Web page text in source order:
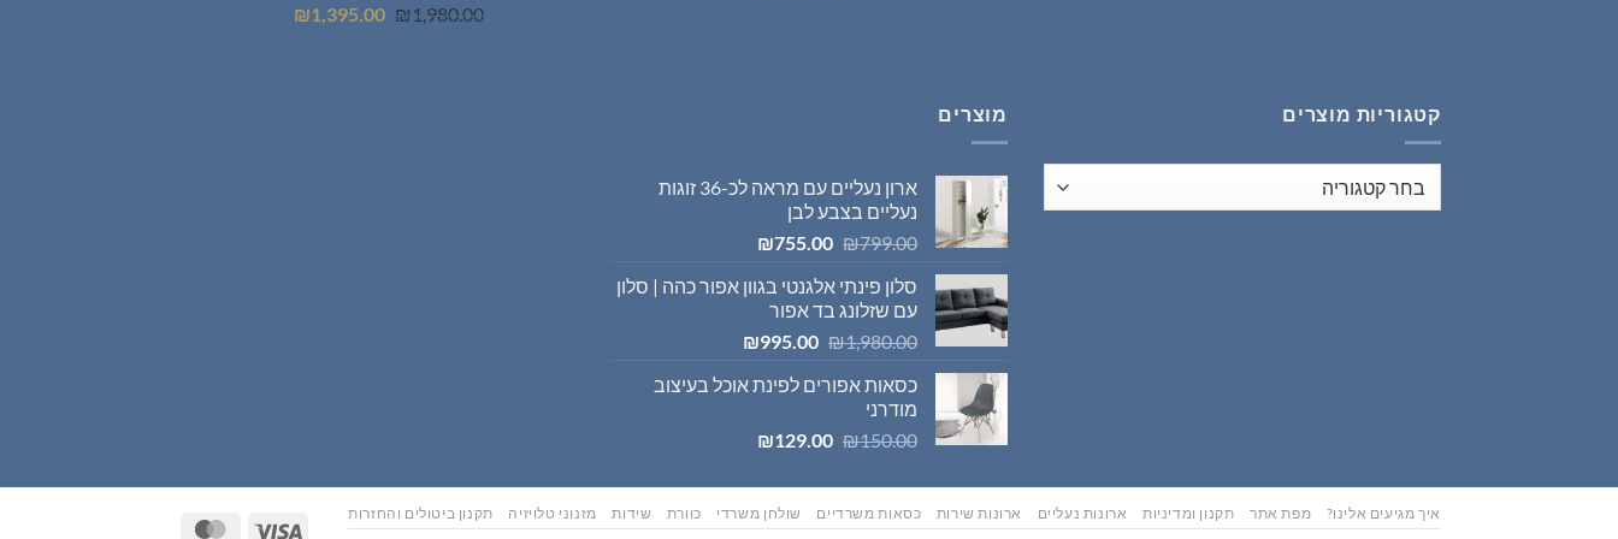
₪ 1,980.00
המחיר
₪1,395.00
המחיר
קטגוריות מוצרים
מוצרים
ארון נעליים עם מראה לכ-36 זוגות
נעליים בצבע לבן
₪799.00
המחיר
היה:
₪799.00.
₪755.00
המחיר
הוא:
סלון פינתי אלגנטי בגוון אפור כהה | סלון
עם שזלונג בד אפור
₪1,980.00
המחיר
היה:
₪995.00
המחיר
הוא:
כסאות אפורים לפינת אוכל בעיצוב
מודרני
₪150.00
המחיר
היה:
₪150.00.
₪129.00
המחיר
הוא:
₪129.00.
Visa
איך מגיעים אלינו? מפת אתר תקנון ומדיניות ארונות נעליים ארונות שירות כסאות משרדיים שולחן משרדי כוורת שידות מזנוני טלויזיה תקנון ביטולים והחזרות